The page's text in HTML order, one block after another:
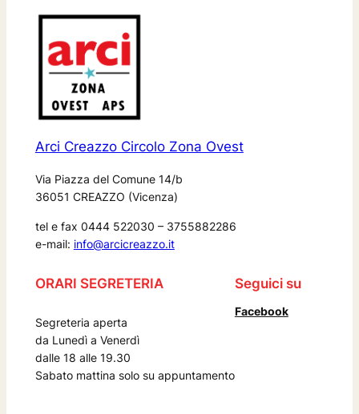
Arci Creazzo Circolo Zona Ovest
Via Piazza del Comune 14/b
36051 CREAZZO (Vicenza)
tel e fax 0444 522030 – 3755882286
e-mail: info@arcicreazzo.it
ORARI SEGRETERIA
Segreteria aperta
da Lunedì a Venerdì
dalle 18 alle 19.30
Sabato mattina solo su appuntamento
Seguici su
Facebook